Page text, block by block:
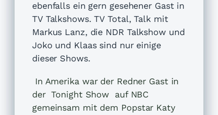
ebenfalls ein gern gesehener Gast in
TV Talkshows. TV Total, Talk mit
Markus Lanz, die NDR Talkshow und
Joko und Klaas sind nur einige
dieser Shows.
In Amerika war der Redner Gast in
der Tonight Show auf NBC
gemeinsam mit dem Popstar Katy